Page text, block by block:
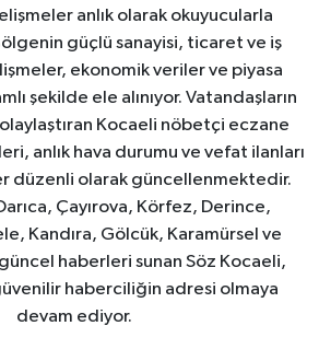
anlık olarak okuyucularla
güçlü sanayisi, ticaret ve iş
ekonomik veriler ve piyasa
şekilde ele alınıyor. Vatandaşların
Kocaeli nöbetçi eczane
anlık hava durumu ve vefat ilanları
düzenli olarak güncellenmektedir.
Çayırova, Körfez, Derince,
Kandıra, Gölcük, Karamürsel ve
güncel haberleri sunan Söz Kocaeli,
haberciliğin adresi olmaya
devam ediyor.